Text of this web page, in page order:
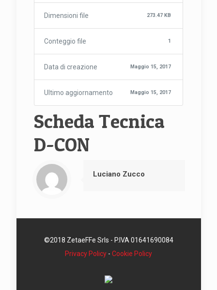
Dimensioni file 273.47 KB
Conteggio file 1
Data di creazione Maggio 15, 2017
Ultimo aggiornamento Maggio 15, 2017
Scheda Tecnica
D-CON
Luciano Zucco
©2018 ZetaeFFe Srls - P.IVA 01641690084
Privacy Policy - Cookie Policy